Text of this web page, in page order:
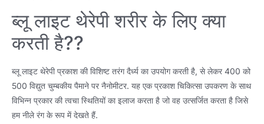
ब्लू लाइट थेरेपी शरीर के लिए क्या
करती है??
ब्लू लाइट थेरेपी प्रकाश की विशिष्ट तरंग दैर्ध्य का उपयोग करती है, से लेकर 400 को
500 विद्युत चुम्बकीय पैमाने पर नैनोमीटर. यह एक प्रकाश चिकित्सा उपकरण के साथ
विभिन्न प्रकार की त्वचा स्थितियों का इलाज करता है जो वह उत्सर्जित करता है जिसे
हम नीले रंग के रूप में देखते हैं.